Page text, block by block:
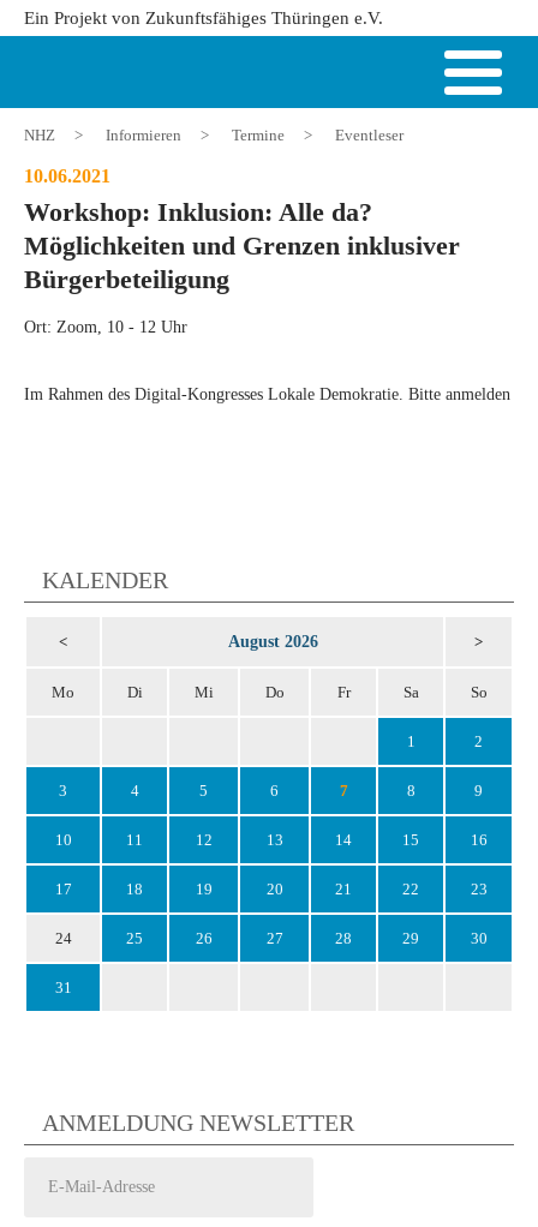
Ein Projekt von Zukunftsfähiges Thüringen e.V.
NHZ > Informieren > Termine > Eventleser
10.06.2021
Workshop: Inklusion: Alle da?
Möglichkeiten und Grenzen inklusiver
Bürgerbeteiligung
Ort: Zoom, 10 - 12 Uhr
Im Rahmen des Digital-Kongresses Lokale Demokratie. Bitte anmelden
KALENDER
< August 2026 >
Mo Di Mi Do Fr Sa So
1 2
3 4 5 6 7 8 9
10 11 12 13 14 15 16
17 18 19 20 21 22 23
24 25 26 27 28 29 30
31
ANMELDUNG NEWSLETTER